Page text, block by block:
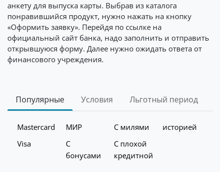
анкету для выпуска карты. Выбрав из каталога
понравившийся продукт, нужно нажать на кнопку
«Оформить заявку». Перейдя по ссылке на
официальный сайт банка, надо заполнить и отправить
открывшуюся форму. Далее нужно ожидать ответа от
финансового учреждения.
Популярные Условия Льготный период
Mastercard
Visa
МИР
С
бонусами
С милями
С плохой
кредитной
историей